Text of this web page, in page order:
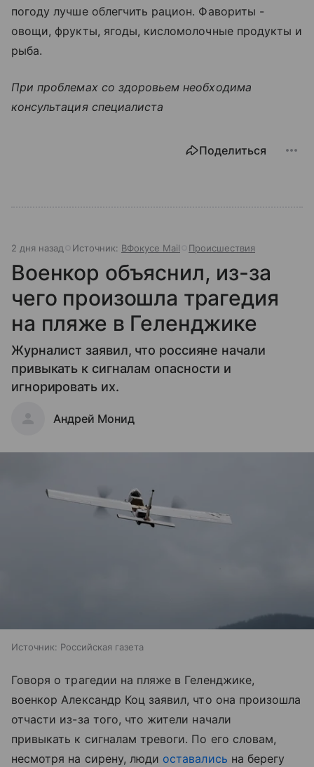
погоду лучше облегчить рацион. Фавориты -
овощи, фрукты, ягоды, кисломолочные продукты и
рыба.
При проблемах со здоровьем необходима
консультация специалиста
Поделиться
2 дня назад Источник: ВФокусе Mail Происшествия
Военкор объяснил, из-за
чего произошла трагедия
на пляже в Геленджике
Журналист заявил, что россияне начали
привыкать к сигналам опасности и
игнорировать их.
Андрей Монид
Источник: Российская газета
Говоря о трагедии на пляже в Геленджике,
военкор Александр Коц заявил, что она произошла
отчасти из-за того, что жители начали
привыкать к сигналам тревоги. По его словам,
несмотря на сирену, люди оставались на берегу